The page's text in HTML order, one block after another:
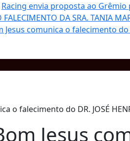
Racing envia proposta ao
DA SRA. TANIA
Jesus comunica o falecimento do
Jesus